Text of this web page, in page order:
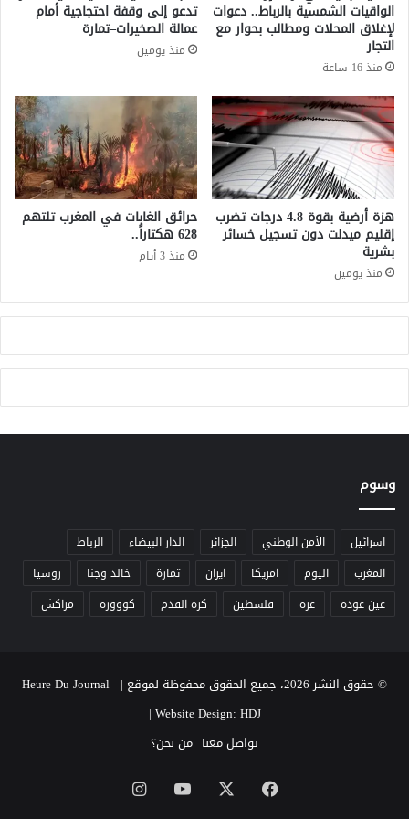
ا
ف
ذ
اً
ل
ل
ن
ا
ش
ط
ر
ض
ى
ط
و
ي
ط
ن
ي
إ
ل
ى
ق
ط
ر
:
ت
ع
ز
ي
ا
ع
و
أ
م
ي
ي
الواقيات الشمسية بالرباط.. دعوات
لإغلاق المحلات ومطالب بحوار مع
التجار
منذ 16 ساعة
تدعو إلى وقفة احتجاجية أمام
عمالة الصخيرات–تمارة
منذ يومين
هزة أرضية بقوة 4.8 درجات تضرب
إقليم ميدلت دون تسجيل خسائر
بشرية
منذ يومين
حرائق الغابات في المغرب تلتهم
628 هكتاراً..
منذ 3 أيام
وسوم
اسرائيل الأمن الوطني الجزائر الدار البيضاء
الرباط
المغرب
اليوم امريكا ايران تمارة خالد وجنا
روسيا
عين عودة
غزة فلسطين كرة القدم كووورة مراكش
© حقوق النشر 2026، جميع الحقوق محفوظة لموقع Heure Du Journal |
Website Design: HDJ
|
تواصل معنا من نحن؟
فيسبوك ‫YouTube